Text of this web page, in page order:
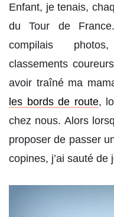
Enfant, je tenais,
du Tour de
compilais
classements
avoir traîné ma
les bords de route,
chez nous. Alors
proposer de passer
copines, j’ai sauté de